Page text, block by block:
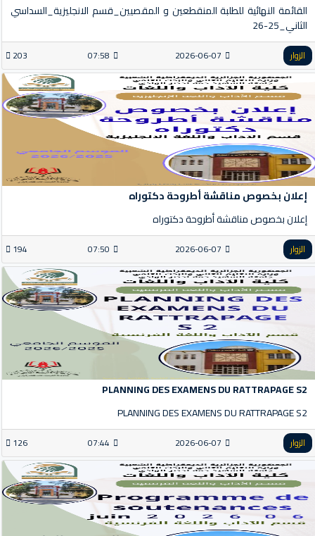
القائمة النهائية للطلبة المنقطعين و المقصيين_قسم الانجليزية_السداسي
الثاني_25-26
الزوار 2026-06-07
07:58
203
إعلان بخصوص مناقشة أطروحة دكتوراه
إعلان بخصوص مناقشة أطروحة دكتوراه
الزوار 2026-06-07
07:50
194
PLANNING DES EXAMENS DU RATTRAPAGE S2
PLANNING DES EXAMENS DU RATTRAPAGE S2
الزوار 2026-06-07
07:44
126